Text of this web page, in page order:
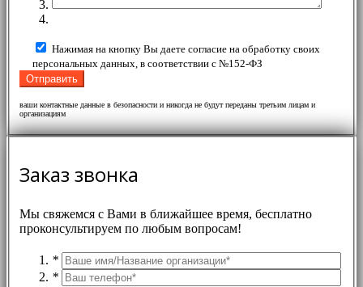
Нажимая на кнопку Вы даете согласие на обработку своих
персональных данных, в соответствии с №152-ФЗ
ваши контактные данные в безопасности и никогда не будут переданы третьим лицам и
организациям
Заказ звонка
Мы свяжемся с Вами в ближайшее время, бесплатно
проконсультируем по любым вопросам!
*
*